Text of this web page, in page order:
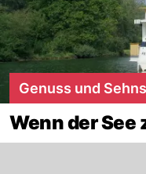
Genuss und
Wenn der See